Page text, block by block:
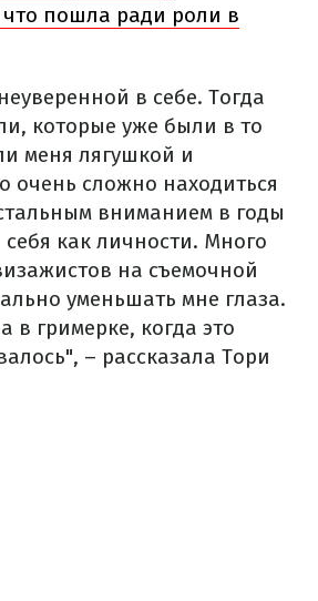
что пошла ради роли в
в себе. Тогда
которые уже были в то
меня лягушкой и
очень сложно находиться
вниманием в годы
как личности. Много
на съемочной
уменьшать мне глаза.
в гримерке, когда это
– рассказала Тори